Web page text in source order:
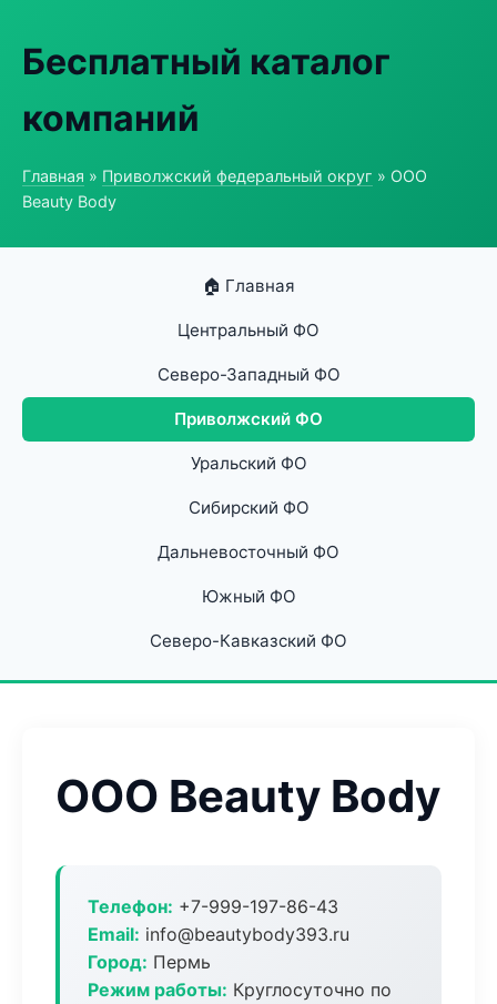
Бесплатный каталог
компаний
Главная » Приволжский федеральный округ » ООО
Beauty Body
🏠 Главная
Центральный ФО
Северо-Западный ФО
Приволжский ФО
Уральский ФО
Сибирский ФО
Дальневосточный ФО
Южный ФО
Северо-Кавказский ФО
ООО Beauty Body
Телефон: +7-999-197-86-43
Email: info@beautybody393.ru
Город: Пермь
Режим работы: Круглосуточно по